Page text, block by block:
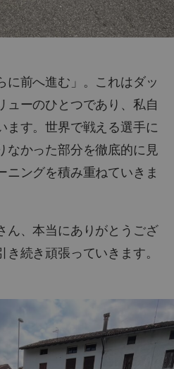
に前へ進む」。これはダッ
ューのひとつであり、私自
ます。世界で戦える選手に
なかった部分を徹底的に見
ニングを積み重ねていきま
ん、本当にありがとうござ
続き頑張っていきます。